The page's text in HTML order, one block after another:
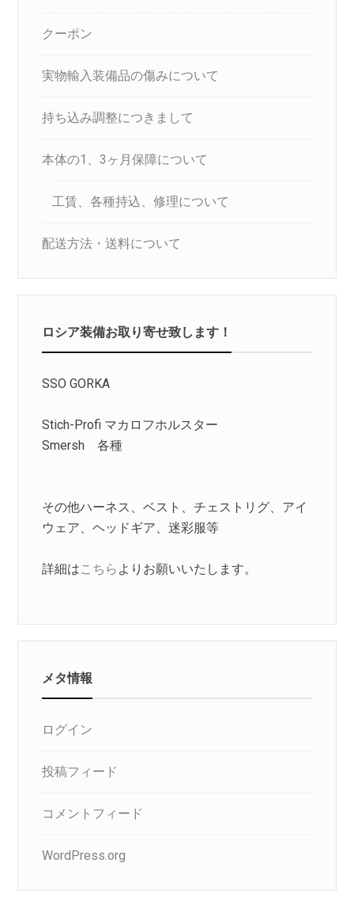
クーポン
実物輸入装備品の傷みについて
持ち込み調整につきまして
本体の1、3ヶ月保障について
工賃、各種持込、修理について
配送方法・送料について
ロシア装備お取り寄せ致します！
SSO GORKA
Stich-Profi マカロフホルスター
Smersh 各種
その他ハーネス、ベスト、チェストリグ、アイ
ウェア、ヘッドギア、迷彩服等
詳細はこちら よりお願いいたします。
メタ情報
ログイン
投稿フィード
コメントフィード
WordPress.org